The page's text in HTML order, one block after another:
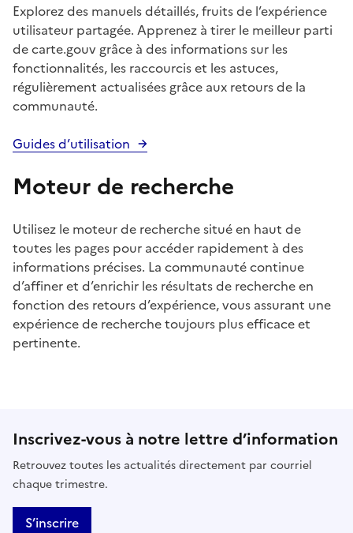
Explorez des manuels détaillés, fruits de l’expérience
utilisateur partagée. Apprenez à tirer le meilleur parti
de carte.gouv grâce à des informations sur les
fonctionnalités, les raccourcis et les astuces,
régulièrement actualisées grâce aux retours de la
communauté.
Guides d’utilisation
Moteur de recherche
Utilisez le moteur de recherche situé en haut de
toutes les pages pour accéder rapidement à des
informations précises. La communauté continue
d’affiner et d’enrichir les résultats de recherche en
fonction des retours d’expérience, vous assurant une
expérience de recherche toujours plus efficace et
pertinente.
Inscrivez-vous à notre lettre d’information
Retrouvez toutes les actualités directement par courriel
chaque trimestre.
S’inscrire